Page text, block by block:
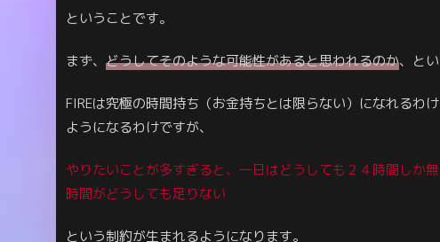
ということです。
まず、 どうしてそのような可能性があると思われるのか、と
FIREは究極の時間持ち（お金持ちとは限らない）になれるわ
ようになるわけですが、
やりたいことが多すぎると、一日はどうしても２４時間しか
時間がどうしても足りない
という制約が生まれるようになります。